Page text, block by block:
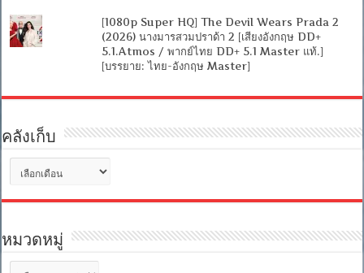
[1080p Super HQ] The Devil Wears Prada 2
(2026) นางมารสวมปราด้า 2 [เสียงอังกฤษ DD+
5.1.Atmos / พากย์ไทย DD+ 5.1 Master แท้.]
[บรรยาย: ไทย-อังกฤษ Master]
คลังเก็บ
เก็บ
หมวดหมู่